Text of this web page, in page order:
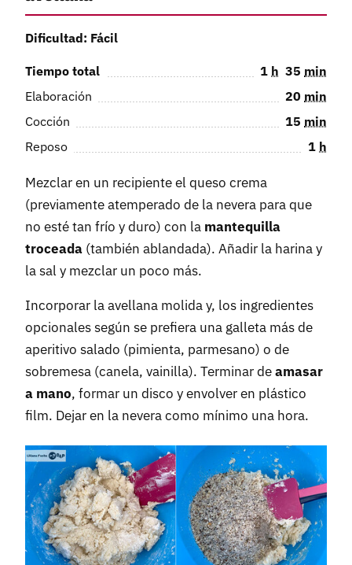
Dificultad: Fácil
Tiempo total 1 h 35 min
Elaboración
20 min
Cocción
15 min
Reposo
1 h
Mezclar en un recipiente el queso crema
(previamente atemperado de la nevera para que
no esté tan frío y duro) con la mantequilla
troceada (también ablandada). Añadir la harina y
la sal y mezclar un poco más.
Incorporar la avellana molida y, los ingredientes
opcionales según se prefiera una galleta más de
aperitivo salado (pimienta, parmesano) o de
sobremesa (canela, vainilla). Terminar deamasar
a mano, formar un disco y envolver en plástico
film. Dejar en la nevera como mínimo una hora.